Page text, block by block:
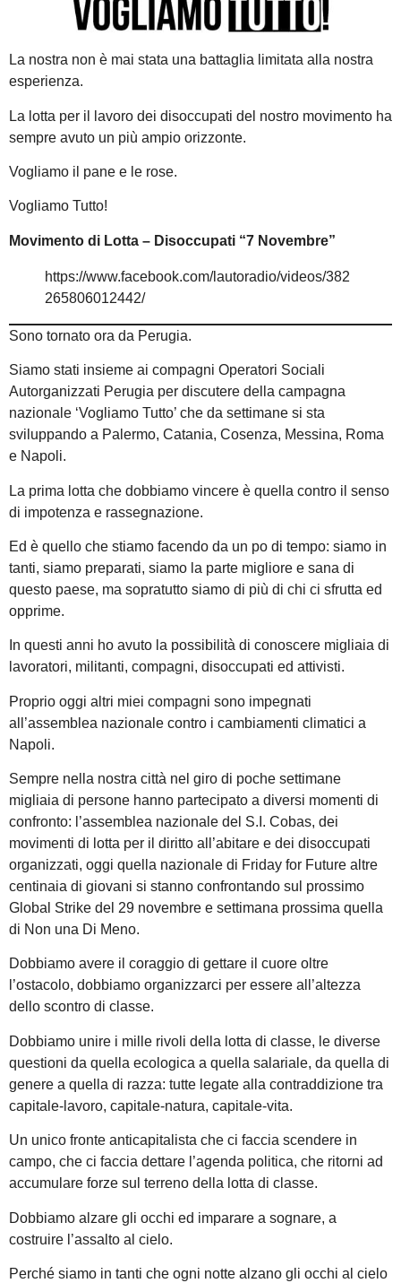
La nostra non è mai stata una battaglia limitata alla nostra
esperienza.
La lotta per il lavoro dei disoccupati del nostro movimento ha
sempre avuto un più ampio orizzonte.
Vogliamo il pane e le rose.
Vogliamo Tutto!
Movimento di Lotta – Disoccupati “7 Novembre”
https://www.facebook.com/lautoradio/videos/382
265806012442/
Sono tornato ora da Perugia.
Siamo stati insieme ai compagni Operatori Sociali
Autorganizzati Perugia per discutere della campagna
nazionale ‘Vogliamo Tutto’ che da settimane si sta
sviluppando a Palermo, Catania, Cosenza, Messina, Roma
e Napoli.
La prima lotta che dobbiamo vincere è quella contro il senso
di impotenza e rassegnazione.
Ed è quello che stiamo facendo da un po di tempo: siamo in
tanti, siamo preparati, siamo la parte migliore e sana di
questo paese, ma sopratutto siamo di più di chi ci sfrutta ed
opprime.
In questi anni ho avuto la possibilità di conoscere migliaia di
lavoratori, militanti, compagni, disoccupati ed attivisti.
Proprio oggi altri miei compagni sono impegnati
all’assemblea nazionale contro i cambiamenti climatici a
Napoli.
Sempre nella nostra città nel giro di poche settimane
migliaia di persone hanno partecipato a diversi momenti di
confronto: l’assemblea nazionale del S.I. Cobas, dei
movimenti di lotta per il diritto all’abitare e dei disoccupati
organizzati, oggi quella nazionale di Friday for Future altre
centinaia di giovani si stanno confrontando sul prossimo
Global Strike del 29 novembre e settimana prossima quella
di Non una Di Meno.
Dobbiamo avere il coraggio di gettare il cuore oltre
l’ostacolo, dobbiamo organizzarci per essere all’altezza
dello scontro di classe.
Dobbiamo unire i mille rivoli della lotta di classe, le diverse
questioni da quella ecologica a quella salariale, da quella di
genere a quella di razza: tutte legate alla contraddizione tra
capitale-lavoro, capitale-natura, capitale-vita.
Un unico fronte anticapitalista che ci faccia scendere in
campo, che ci faccia dettare l’agenda politica, che ritorni ad
accumulare forze sul terreno della lotta di classe.
Dobbiamo alzare gli occhi ed imparare a sognare, a
costruire l’assalto al cielo.
Perché siamo in tanti che ogni notte alzano gli occhi al cielo